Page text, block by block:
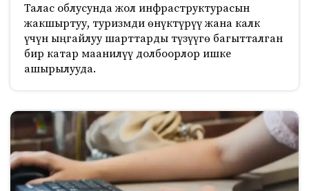
Талас облусунда жол инфраструктурасын
жакшыртуу, туризмди өнүктүрүү жана калк
үчүн ыңгайлуу шарттарды түзүүгө багытталган
бир катар маанилүү долбоорлор ишке
ашырылууда.